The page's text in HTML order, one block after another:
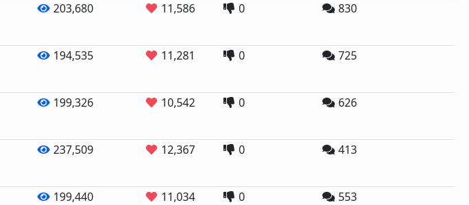
203,680 11,586 0 830
194,535 11,281 0 725
199,326 10,542 0 626
237,509 12,367 0 413
199,440 11,034 0 553